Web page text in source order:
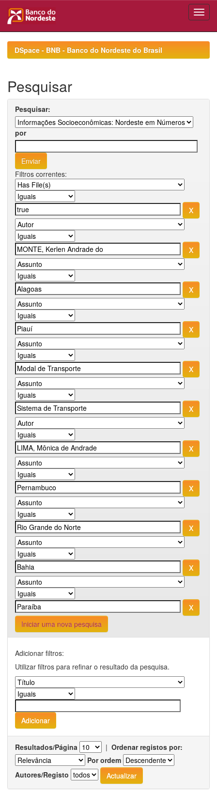
navigationDSpace - BNB - Banco do Nordeste do Brasil
Pesquisar
Pesquisar:
por
Filtros correntes:
Iniciar uma nova pesquisa
Adicionar filtros:
Utilizar filtros para refinar o resultado da pesquisa.
Resultados/Página | Ordenar registos por:
Por ordem
Autores/Registo